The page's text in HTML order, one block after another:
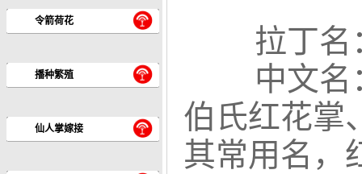
令箭荷花
播种繁殖
仙人掌嫁接
拉丁名
中文
伯氏红花掌
其常用名，